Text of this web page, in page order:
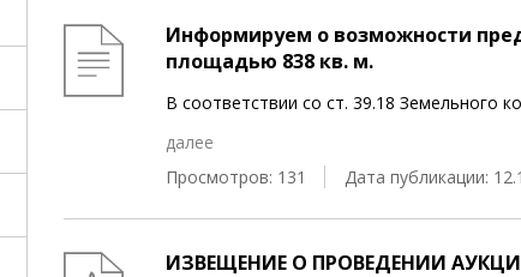
Информируем о возможности
площадью 838 кв. м.
В соответствии со ст. 39.18 Земельного
далее
Просмотров: 131
Дата публикации:
ИЗВЕЩЕНИЕ О ПРОВЕДЕНИИ